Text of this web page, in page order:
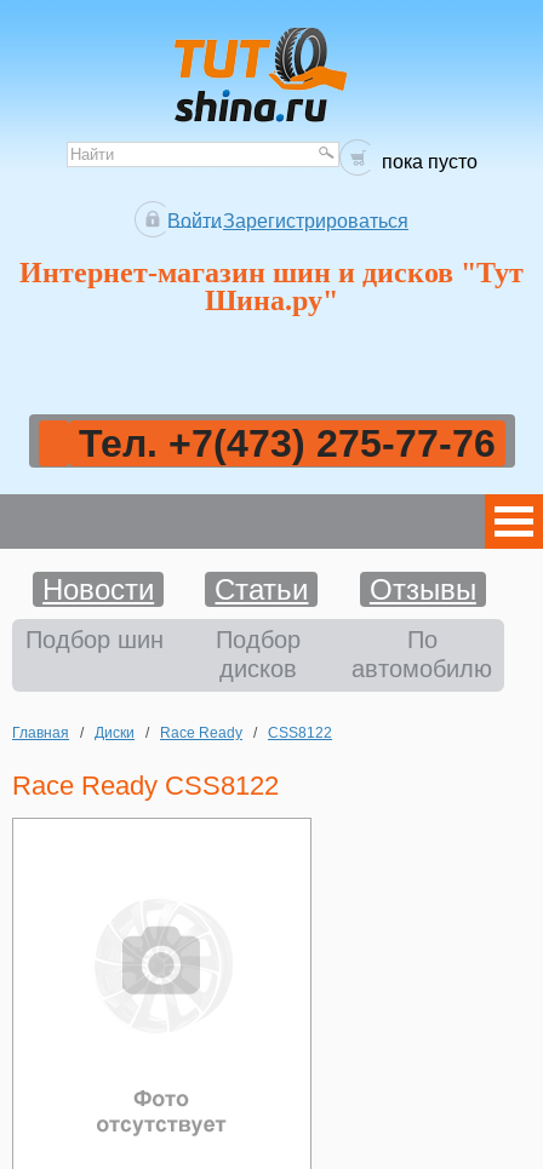
пока пусто
Зарегистрироваться
Войти
Интернет-магазин шин и дисков "Тут
Шина.ру"
Тел. +7(473) 275-77-76
Шины
Диски
Аккумуляторы
Аксессуары
Новости Статьи Отзывы
Подбор шин
Подбор
дисков
По
автомобилю
Главная / Диски / Race Ready / CSS8122
Race Ready CSS8122